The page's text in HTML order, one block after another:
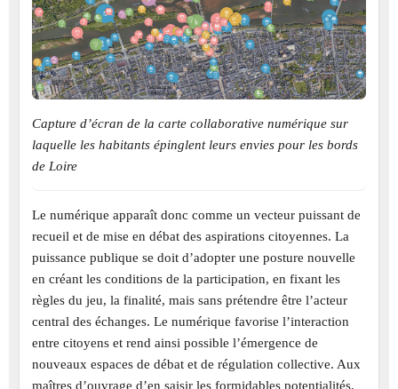
Capture d’écran de la carte collaborative numérique sur
laquelle les habitants épinglent leurs envies pour les bords
de Loire
Le numérique apparaît donc comme un vecteur puissant de
recueil et de mise en débat des aspirations citoyennes. La
puissance publique se doit d’adopter une posture nouvelle
en créant les conditions de la participation, en fixant les
règles du jeu, la finalité, mais sans prétendre être l’acteur
central des échanges. Le numérique favorise l’interaction
entre citoyens et rend ainsi possible l’émergence de
nouveaux espaces de débat et de régulation collective. Aux
maîtres d’ouvrage d’en saisir les formidables potentialités,